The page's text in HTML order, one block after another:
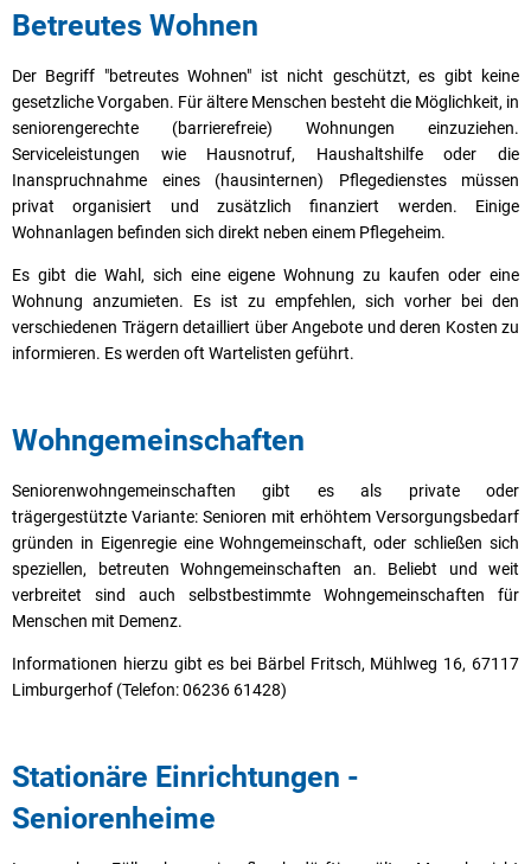
Betreutes Wohnen
Der Begriff "betreutes Wohnen" ist nicht geschützt, es gibt keine
gesetzliche Vorgaben. Für ältere Menschen besteht die Möglichkeit, in
seniorengerechte (barrierefreie) Wohnungen einzuziehen.
Serviceleistungen wie Hausnotruf, Haushaltshilfe oder die
Inanspruchnahme eines (hausinternen) Pflegedienstes müssen
privat organisiert und zusätzlich finanziert werden. Einige
Wohnanlagen befinden sich direkt neben einem Pflegeheim.
Es gibt die Wahl, sich eine eigene Wohnung zu kaufen oder eine
Wohnung anzumieten. Es ist zu empfehlen, sich vorher bei den
verschiedenen Trägern detailliert über Angebote und deren Kosten zu
informieren. Es werden oft Wartelisten geführt.
Wohngemeinschaften
Seniorenwohngemeinschaften gibt es als private oder
trägergestützte Variante: Senioren mit erhöhtem Versorgungsbedarf
gründen in Eigenregie eine Wohngemeinschaft, oder schließen sich
speziellen, betreuten Wohngemeinschaften an. Beliebt und weit
verbreitet sind auch selbstbestimmte Wohngemeinschaften für
Menschen mit Demenz.
Informationen hierzu gibt es bei Bärbel Fritsch, Mühlweg 16, 67117
Limburgerhof (Telefon: 06236 61428)
Stationäre Einrichtungen -
Seniorenheime